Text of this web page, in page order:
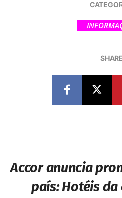
Accor anuncia
país:Hotéis da